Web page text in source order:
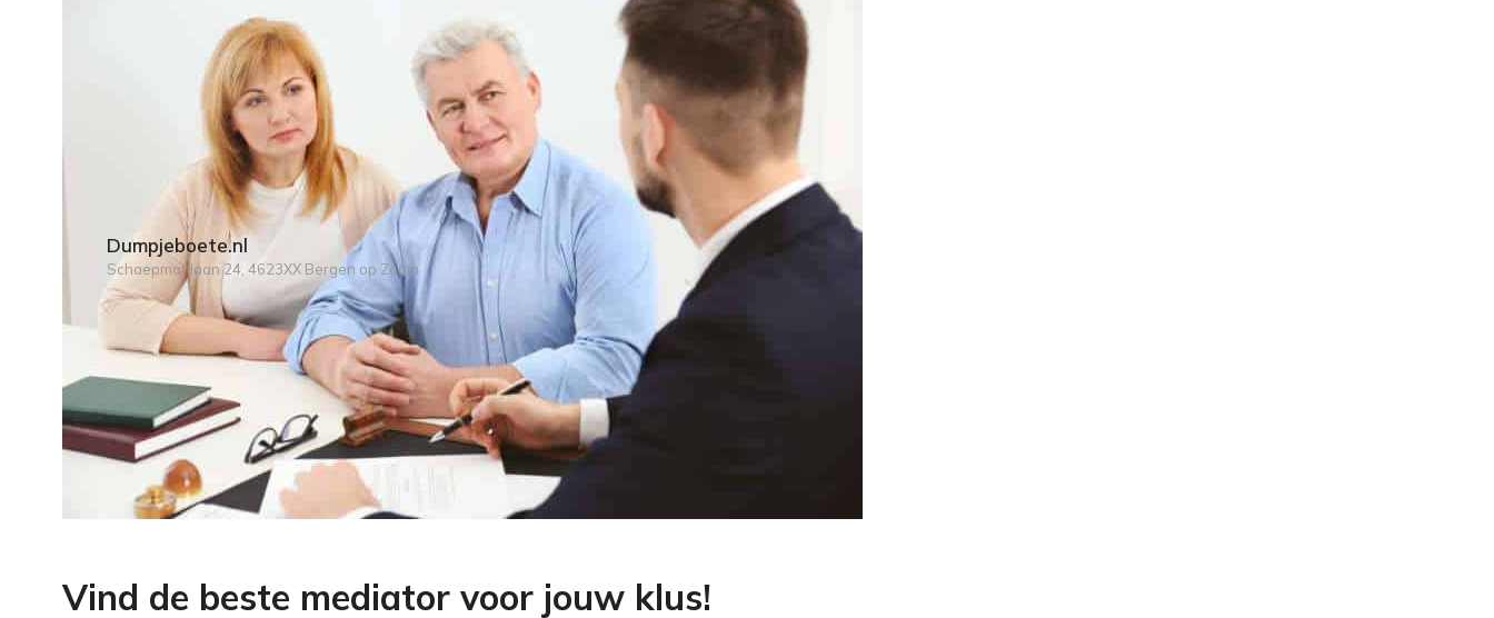
Dumpjeboete.nl
Schaepmanlaan 24, 4623XX Bergen op Zoom
Vind de beste mediator voor jouw klus!